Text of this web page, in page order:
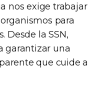
nos exige trabajar
para
Desde la SSN,
garantizar una
que cuide a